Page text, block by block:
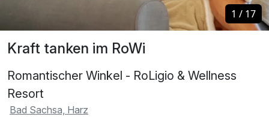
Kraft tanken im RoWi
Romantischer Winkel - RoLigio & Wellness
Resort
Bad Sachsa, Harz
1 / 17
1 / 17